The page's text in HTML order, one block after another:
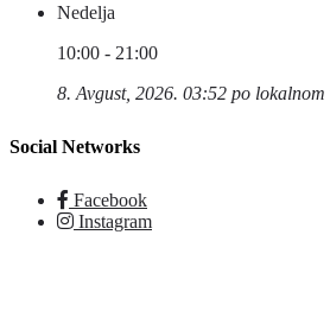
Nedelja
10:00 - 21:00
8. Avgust, 2026. 03:52 po lokalnom
Social Networks
Facebook
Instagram